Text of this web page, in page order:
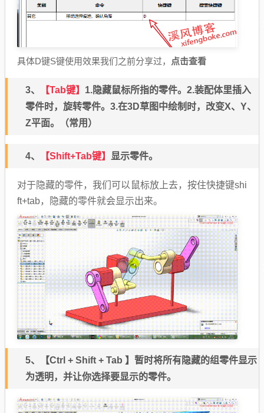
具体D键S键使用效果我们之前分享过， 点击查看
3、 【Tab键】 1.隐藏鼠标所指的零件。2.装配体里插入
零件时，旋转零件。3.在3D草图中绘制时，改变X、Y、
Z平面。（常用）
4、 【Shift+Tab键】 显示零件。
对于隐藏的零件，我们可以鼠标放上去，按住快捷键shi
ft+tab，隐藏的零件就会显示出来。
5、 【Ctrl + Shift + Tab 】 暂时将所有隐藏的组零件显示
为透明，并让你选择要显示的零件。